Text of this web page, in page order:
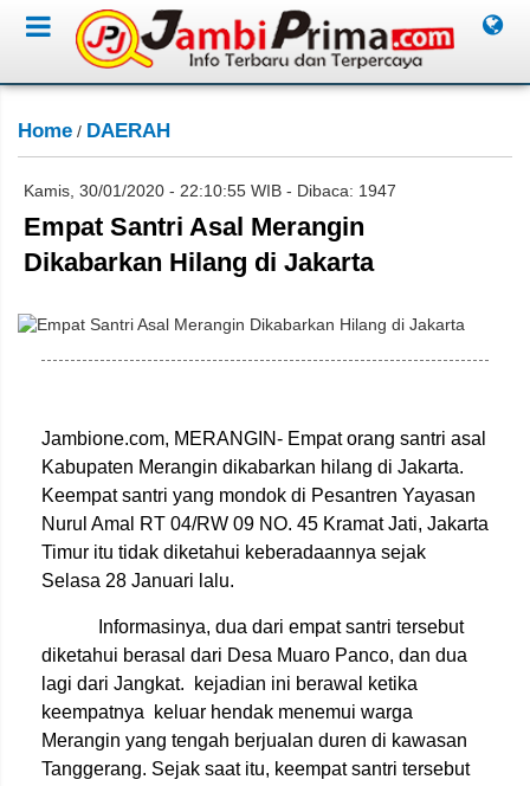
Home / DAERAH
Kamis, 30/01/2020 - 22:10:55 WIB - Dibaca: 1947
Empat Santri Asal Merangin
Dikabarkan Hilang di Jakarta
Jambione.com, MERANGIN- Empat orang santri asal
Kabupaten Merangin dikabarkan hilang di Jakarta.
Keempat santri yang mondok di Pesantren Yayasan
Nurul Amal RT 04/RW 09 NO. 45 Kramat Jati, Jakarta
Timur itu tidak diketahui keberadaannya sejak
Selasa 28 Januari lalu.
Informasinya, dua dari empat santri tersebut
diketahui berasal dari Desa Muaro Panco, dan dua
lagi dari Jangkat. kejadian ini berawal ketika
keempatnya keluar hendak menemui warga
Merangin yang tengah berjualan duren di kawasan
Tanggerang. Sejak saat itu, keempat santri tersebut